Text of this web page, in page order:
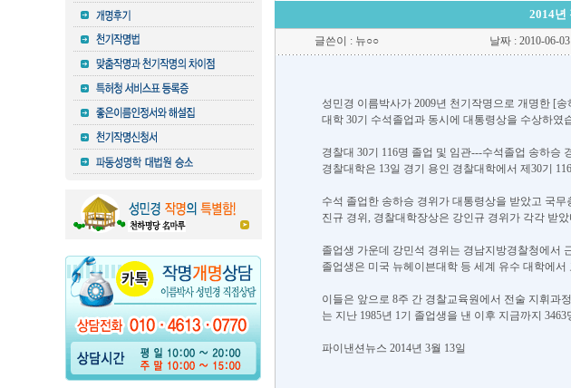
2014년
글쓴이 : 뉴○○ 날짜 : 2010-06-03
성민경 이름박사가 2009년 천기작명으로 개명한 [
대학 30기 수석졸업과 동시에 대통령상을 수상하였
경찰대 30기 116명 졸업 및 임관---수석졸업 송하승
경찰대학은 13일 경기 용인 경찰대학에서 제30기
수석 졸업한 송하승 경위가 대통령상을 받았고 국
진규 경위, 경찰대학장상은 강인규 경위가 각각 받았
졸업생 가운데 강민석 경위는 경남지방경찰청에서
졸업생은 미국 뉴헤이븐대학 등 세계 유수 대학에
이들은 앞으로 8주 간 경찰교육원에서 전술 지휘과
는 지난 1985년 1기 졸업생을 낸 이후 지금까지
파이낸션뉴스 2014년 3월 13일